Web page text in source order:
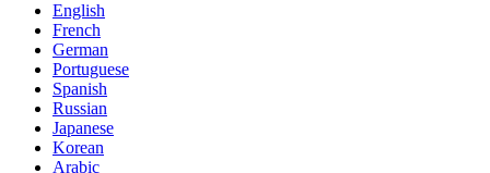
English
French
German
Portuguese
Spanish
Russian
Japanese
Korean
Arabic